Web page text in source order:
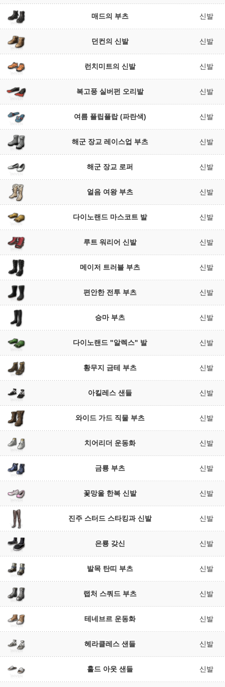
매드의 부츠 신발
던컨의 신발 신발
런치미트의 신발 신발
복고풍 실버펀 오리발 신발
여름 플립플랍 (파란색) 신발
해군 장교 레이스업 부츠 신발
해군 장교 로퍼 신발
얼음 여왕 부츠 신발
다이노랜드 마스코트 발 신발
루트 워리어 신발 신발
메이저 트러블 부츠 신발
편안한 전투 부츠 신발
승마 부츠 신발
다이노랜드 "알렉스" 발 신발
황무지 금테 부츠 신발
아킬레스 샌들 신발
와이드 가드 직물 부츠 신발
치어리더 운동화 신발
금룡 부츠 신발
꽃망울 한복 신발 신발
진주 스터드 스타킹과 신발 신발
은룡 갖신 신발
발목 탄띠 부츠 신발
랩처 스쿼드 부츠 신발
테네브르 운동화 신발
헤라클레스 샌들 신발
홀드 아웃 샌들 신발